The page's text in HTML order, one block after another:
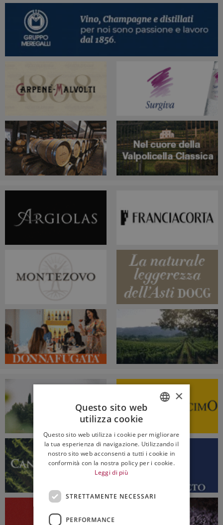
ENGLISH
×
Questo sito web
utilizza cookie
Questo sito web utilizza i cookie per migliorare
la tua esperienza di navigazione. Utilizzando il
nostro sito web acconsenti a tutti i cookie in
conformità con la nostra policy per i cookie.
Leggi di più
STRETTAMENTE NECESSARI
PERFORMANCE